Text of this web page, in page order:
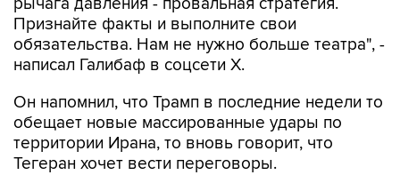
Признайте факты и выполните свои
обязательства. Нам не нужно больше театра", -
написал Галибаф в соцсети X.
Он напомнил, что Трамп в последние недели то
обещает новые массированные удары по
территории Ирана, то вновь говорит, что
Тегеран хочет вести переговоры.